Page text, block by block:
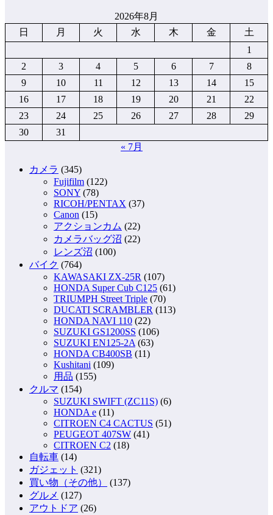
2026年8月
日
月 火 水 木 金
土
1
2
3 4 5 6 7
8
9
10 11 12 13 14
15
16
17 18 19 20 21
22
23
24 25 26 27 28
29
30
31
« 7月
カメラ (345)
Fujifilm (122)
SONY (78)
RICOH/PENTAX (37)
Canon (15)
アクションカム (22)
カメラバッグ沼 (22)
レンズ沼 (100)
バイク (764)
KAWASAKI ZX-25R (107)
HONDA Super Cub C125 (61)
TRIUMPH Street Triple (70)
DUCATI SCRAMBLER (113)
HONDA NAVI 110 (22)
SUZUKI GS1200SS (106)
SUZUKI EN125-2A (63)
HONDA CB400SB (11)
Kushitani (109)
用品 (155)
クルマ (154)
SUZUKI SWIFT (ZC11S) (6)
HONDA e (11)
CITROEN C4 CACTUS (51)
PEUGEOT 407SW (41)
CITROEN C2 (18)
自転車 (14)
ガジェット (321)
買い物（その他）
(137)
グルメ (127)
アウトドア (26)